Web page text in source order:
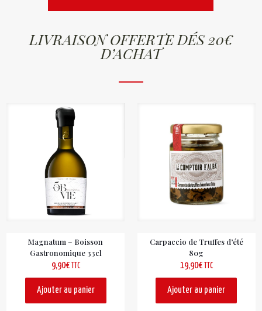
LIVRAISON OFFERTE DÉS 20€
D’ACHAT
Magnatum – Boisson
Gastronomique 33cl
9,90€ TTC
Ajouter au panier
Carpaccio de Truffes d’été
80g
19,90€ TTC
Ajouter au panier